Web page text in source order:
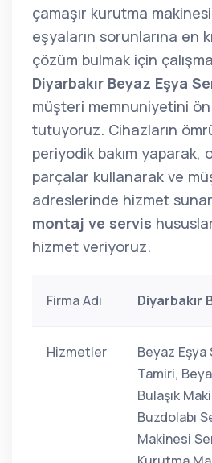
çamaşır kurutma
eşyaların sorunlarına en
çözüm bulmak için
Diyarbakır Beyaz Eşya
müşteri memnuniyetini
tutuyoruz. Cihazların
periyodik bakım yaparak,
parçalar kullanarak ve
adreslerinde hizmet
montaj ve servis
hizmet veriyoruz.
Firma Adı Diyarbakır
Hizmetler
Beyaz Eşya
Tamiri,
Bulaşık
Buzdolabı
Makinesi